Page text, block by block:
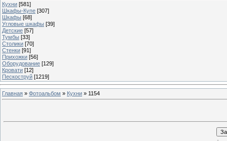
Кухни [581]
Шкафы-Купе [307]
Шкафы [68]
Угловые шкафы [39]
Детские [57]
Тумбы [33]
Столики [70]
Стенки [91]
Прихожки [56]
Оборудование [129]
Кровати [12]
Пескоструй [1219]
Главная » Фотоальбом » Кухни » 1154